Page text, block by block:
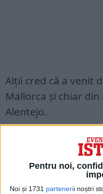
Pentru noi,
Noi și 1731 partenerii noștri
Alții cred că a venit
Mallorca și chiar
Alentejo.
Columb a murit în
1506, dar a dorit
insula Hispaniola,
Republicii